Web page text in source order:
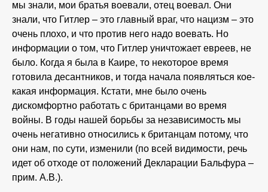
мы знали, мои братья воевали, отец воевал. Они
знали, что Гитлер – это главный враг, что нацизм – это
очень плохо, и что против него надо воевать. Но
информации о том, что Гитлер уничтожает евреев, не
было. Когда я была в Каире, то некоторое время
готовила десантников, и тогда начала появляться кое-
какая информация. Кстати, мне было очень
дискомфортно работать с британцами во время
войны. В годы нашей борьбы за независимость мы
очень негативно относились к британцам потому, что
они нам, по сути, изменили (по всей видимости, речь
идет об отходе от положений Декларации Бальфура –
прим. А.В.).